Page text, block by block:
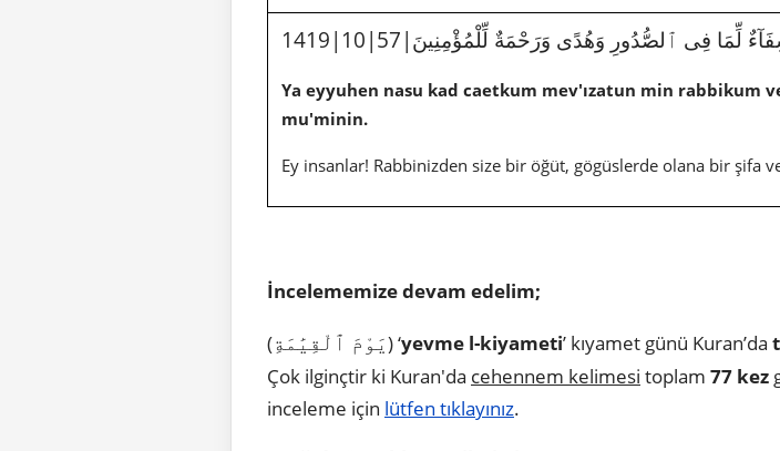
وَشِفَآءٌ لِّمَا فِى ٱلصُّدُورِ وَهُدًى وَرَحْمَةٌ لِّلْمُؤْمِنِينَ
Ya eyyuhen nasu kad caetkum mev'ızatun min rabbikum
mu'minin.
Ey insanlar! Rabbinizden size bir öğüt, gögüslerde olana bir şifa
İncelememize devam edelim;
(يَوْمَ ٱلْقِيَٰمَةِ) ‘yevme l-kiyameti’ kıyamet günü Kuran’da
Çok ilginçtir ki Kuran'da cehennem kelimesi toplam 77 kez
inceleme için lütfen tıklayınız.